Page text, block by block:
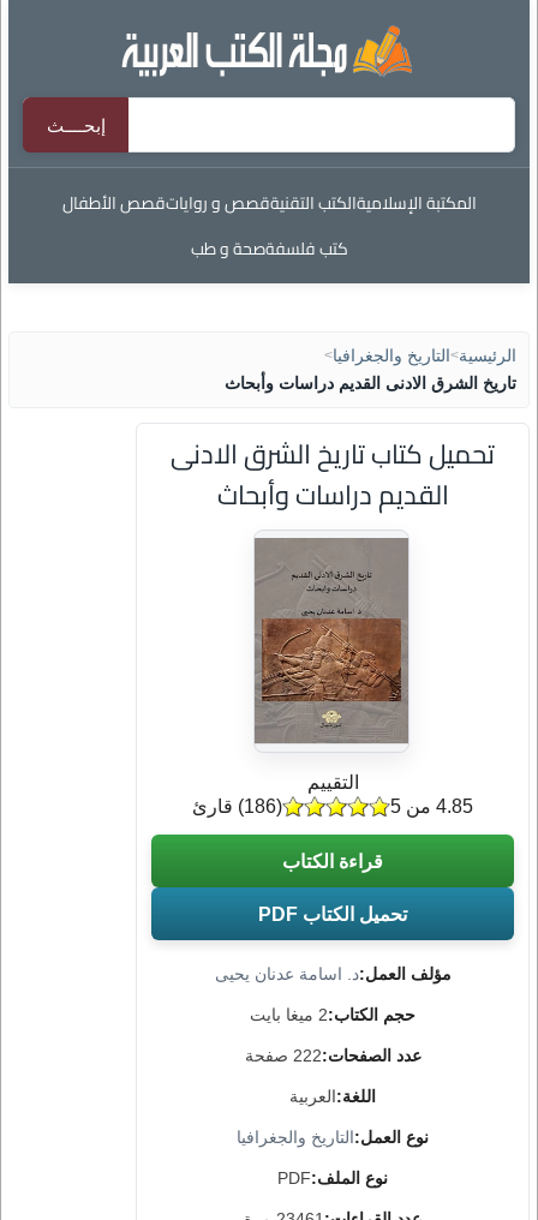
المكتبة الإسلاميةالكتب التقنيةقصص و رواياتقصص الأطفال
كتب فلسفةصحة و طب
الرئيسية> التاريخ والجغرافيا>
تاريخ الشرق الادنى القديم دراسات وأبحاث
تحميل كتاب تاريخ الشرق الادنى
القديم دراسات وأبحاث
مؤلف العمل:د. اسامة عدنان يحيى
حجم الكتاب:2 ميغا بايت
عدد الصفحات:222 صفحة
اللغة:العربية
نوع العمل:التاريخ والجغرافيا
نوع الملف:PDF
التقييم
(
186) قارئ 4.85 من 5
قراءة الكتاب
تحميل الكتاب PDF